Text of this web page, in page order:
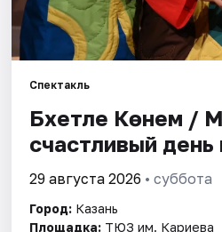
События
Площадки
Артисты
Спектакль
Бәхетле Көнем /
счастливый день
29 августа 2026 • суббота
Город: Казань
Площадка: ТЮЗ им. Кариева